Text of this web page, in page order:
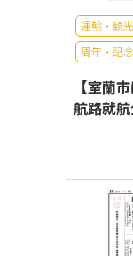
運輸・観光
周年・記
【室蘭
航路就